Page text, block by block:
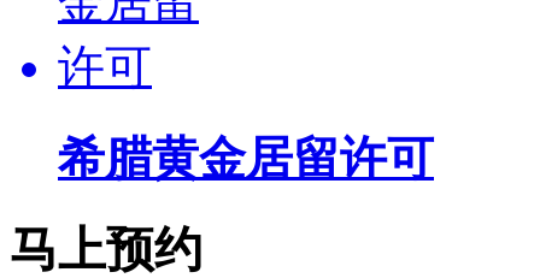
希腊黄金居留许可
马上预约